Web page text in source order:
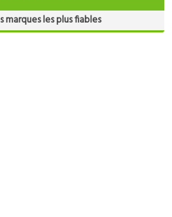
marques les plus fiables